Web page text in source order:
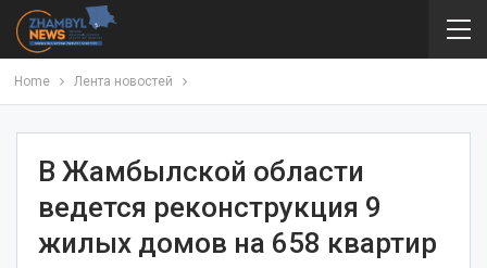
Home Лента новостей
В Жамбылской области
ведется реконструкция 9
жилых домов на 658 квартир